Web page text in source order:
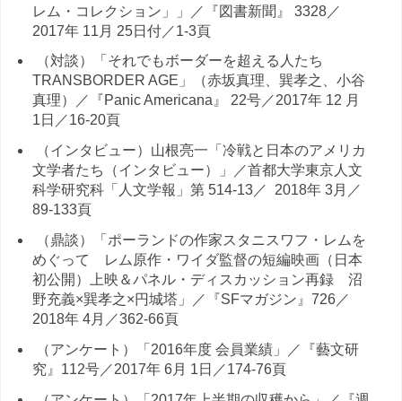
レム・コレクション」」／『図書新聞』 3328／
2017年 11月 25日付／1-3頁
（対談）「それでもボーダーを超える人たち
TRANSBORDER AGE」（赤坂真理、巽孝之、小谷
真理）／『Panic Americana』 22号／2017年 12 月
1日／16-20頁
（インタビュー）山根亮一「冷戦と日本のアメリカ
文学者たち（インタビュー）」／首都大学東京人文
科学研究科「人文学報」第 514-13／ 2018年 3月／
89-133頁
（鼎談）「ポーランドの作家スタニスワフ・レムを
めぐって レム原作・ワイダ監督の短編映画（日本
初公開）上映＆パネル・ディスカッション再録 沼
野充義×巽孝之×円城塔」／『SFマガジン』726／
2018年 4月／362-66頁
（アンケート）「2016年度 会員業績」／『藝文研
究』112号／2017年 6月 1日／174-76頁